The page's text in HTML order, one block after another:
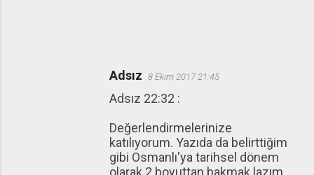
Adsız 8 Ekim 2017 21:45
Adsız 22:32 :
Değerlendirmelerinize
katılıyorum. Yazıda da belirttiğim
gibi Osmanlı'ya tarihsel dönem
olarak 2 boyuttan bakmak lazım.